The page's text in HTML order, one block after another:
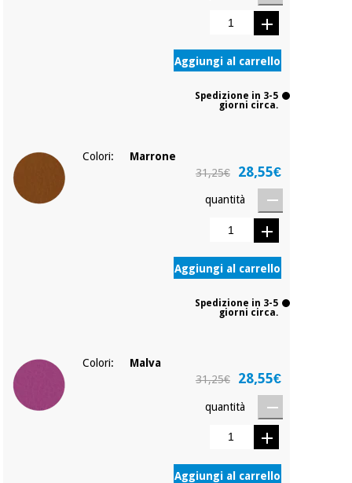
Aggiungi al carrello
Spedizione in 3-5
giorni circa.
Colori:
Marrone
31,25€
28,55€
quantità
Aggiungi al carrello
Spedizione in 3-5
giorni circa.
Colori:
Malva
31,25€
28,55€
quantità
Aggiungi al carrello